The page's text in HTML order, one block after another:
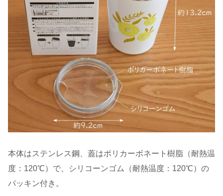
本体はステンレス鋼、蓋はポリカーボネート樹脂（耐熱温
度：120℃）で、シリコーンゴム（耐熱温度：120℃）の
パッキン付き。